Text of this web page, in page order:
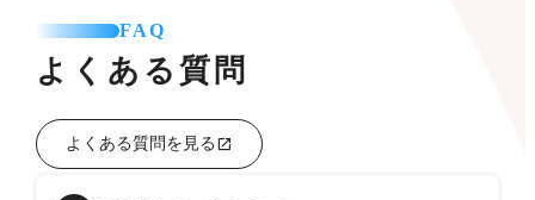
FAQ
よくある質問
よくある質問を見る